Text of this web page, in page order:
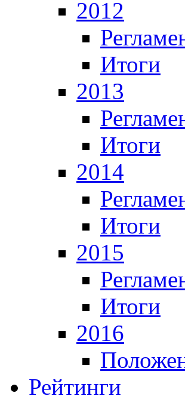
2012
Итоги
2013
Итоги
2014
Итоги
2015
Итоги
2016
Рейтинги